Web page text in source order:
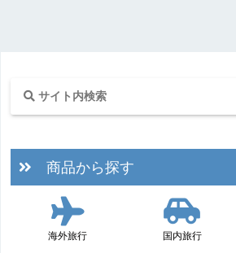
商品から探す
海外旅行 国内旅行